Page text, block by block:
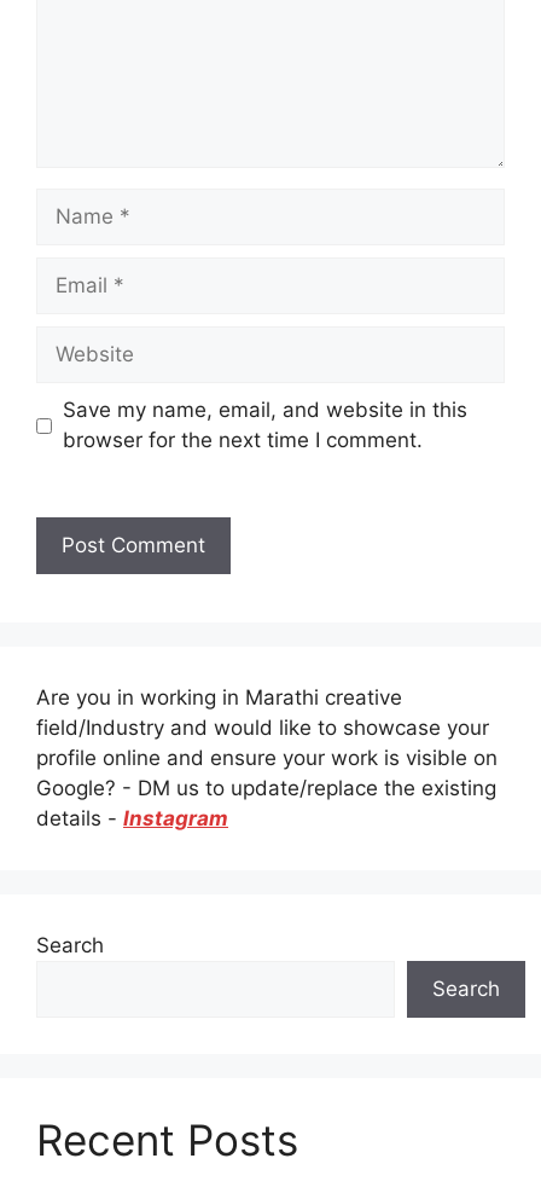
Name
Email
Website
Save my name, email, and website in this
browser for the next time I comment.
Are you in working in Marathi creative
field/Industry and would like to showcase your
profile online and ensure your work is visible on
Google? - DM us to update/replace the existing
details - Instagram
Search
Search
Recent Posts